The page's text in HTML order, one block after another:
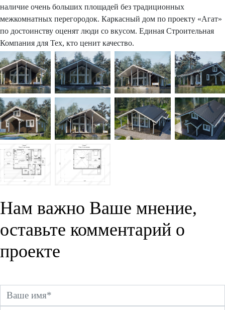
наличие очень больших площадей без традиционных
межкомнатных перегородок. Каркасный дом по проекту «Агат»
по достоинству оценят люди со вкусом. Единая Строительная
Компания для Тех, кто ценит качество.
Нам важно Ваше мнение,
оставьте комментарий о
проекте